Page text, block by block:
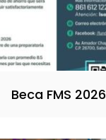
Beca FMS 2026